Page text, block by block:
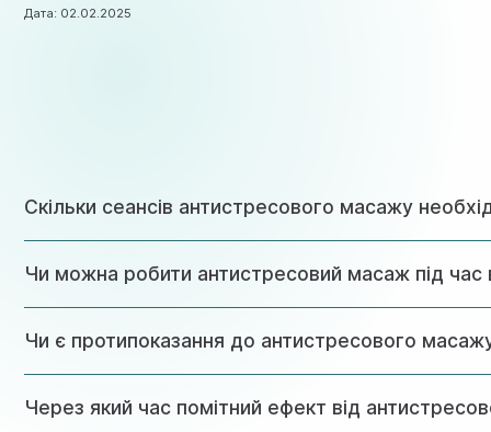
Дата: 02.02.2025
Скільки сеансів антистресового масажу
Чи можна робити антистресовий масаж під час
Чи є протипоказання до антистресового
Через який час помітний ефект від